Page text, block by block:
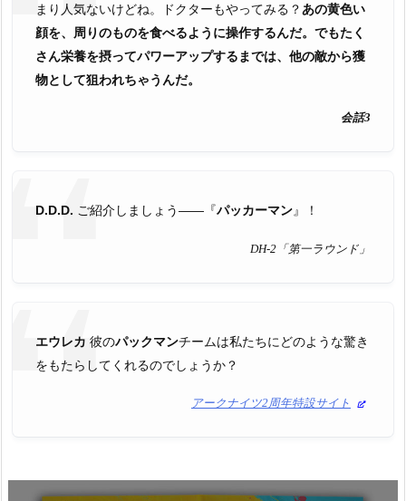
まり人気ないけどね。ドクターもやってみる？ あの黄色い
顔を、周りのものを食べるように操作するんだ。でもたく
さん栄養を摂ってパワーアップするまでは、他の敵から獲
物として狙われちゃうんだ。
会話3
D.D.D. ご紹介しましょう――『パッカーマン』！
DH-2「第一ラウンド」
エウレカ 彼のパックマンチームは私たちにどのような驚き
をもたらしてくれるのでしょうか？
アークナイツ2周年特設サイト